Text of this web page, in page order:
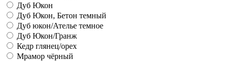
Дуб Юкон
Дуб Юкон, Бетон темный
Дуб юкон/Ателье темное
Дуб Юкон/Гранж
Кедр глянец/орех
Мрамор чёрный